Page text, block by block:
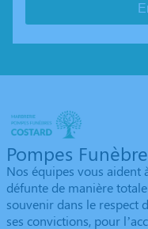
Pompes
Nos équipes vous aident
défunte de manière
souvenir dans le respect
ses convictions, pour